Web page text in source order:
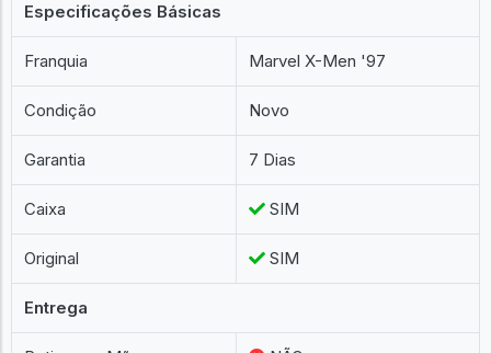
Especificações Básicas
Franquia Marvel X-Men '97
Condição Novo
Garantia 7 Dias
Caixa SIM
Original SIM
Entrega